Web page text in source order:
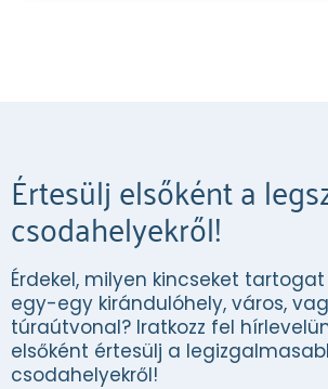
Értesülj elsőként a
csodahelyekről!
Érdekel, milyen kincseket
egy-egy kirándulóhely, város,
túraútvonal? Iratkozz fel
elsőként értesülj a
csodahelyekről!